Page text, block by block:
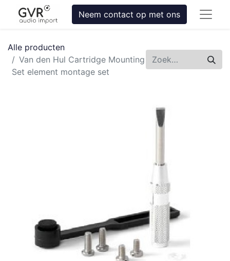
Neem contact op met ons
Alle producten
Van den Hul Cartridge Mounting
Set element montage set